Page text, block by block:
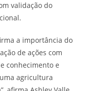
validação do
a importância do
de ações com
conhecimento e
agricultura